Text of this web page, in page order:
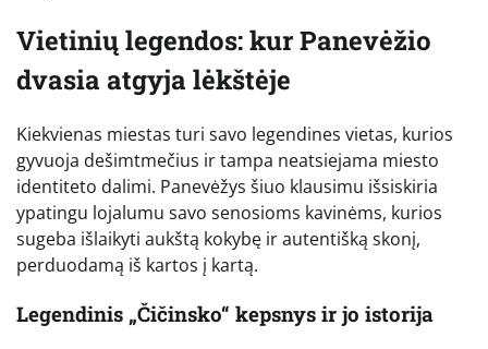
Vietinių legendos: kur Panevėžio
dvasia atgyja lėkštėje
Kiekvienas miestas turi savo legendines vietas, kurios
gyvuoja dešimtmečius ir tampa neatsiejama miesto
identiteto dalimi. Panevėžys šiuo klausimu išsiskiria
ypatingu lojalumu savo senosioms kavinėms, kurios
sugeba išlaikyti aukštą kokybę ir autentišką skonį,
perduodamą iš kartos į kartą.
Legendinis „Čičinsko“ kepsnys ir jo istorija